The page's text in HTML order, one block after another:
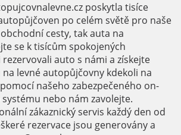
poskytla tisíce
po celém světě pro naše
cesty, tak auta na
se k tisícům spokojených
rezervovali auto s námi a získejte
levné autopůjčovny kdekoli na
našeho zabezpečeného on-
nebo nám zavolejte.
zákaznický servis každý den od
rezervace jsou generovány a